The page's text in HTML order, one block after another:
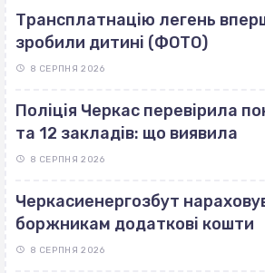
Трансплатнацію легень
зробили дитині (ФОТО)
8 СЕРПНЯ 2026
Поліція Черкас перевірила
та 12 закладів: що виявила
8 СЕРПНЯ 2026
Черкасиенергозбут
боржникам додаткові кошти
8 СЕРПНЯ 2026